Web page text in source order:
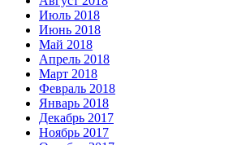
Июль 2018
Июнь 2018
Май 2018
Апрель 2018
Март 2018
Февраль 2018
Январь 2018
Декабрь 2017
Ноябрь 2017